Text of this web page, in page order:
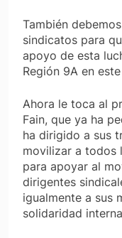
También
sindicatos para
apoyo de esta
Región 9A en
Ahora le toca al
Fain, que ya ha
ha dirigido a sus
movilizar a todos
para apoyar al
dirigentes
igualmente a sus
solidaridad